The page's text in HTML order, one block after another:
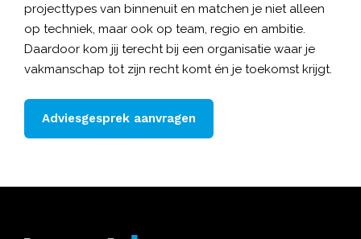
projecttypes van binnenuit en matchen je niet alleen
op techniek, maar ook op team, regio en ambitie.
Daardoor kom jij terecht bij een organisatie waar je
vakmanschap tot zijn recht komt én je toekomst krijgt.
Adviesgesprek aanvragen